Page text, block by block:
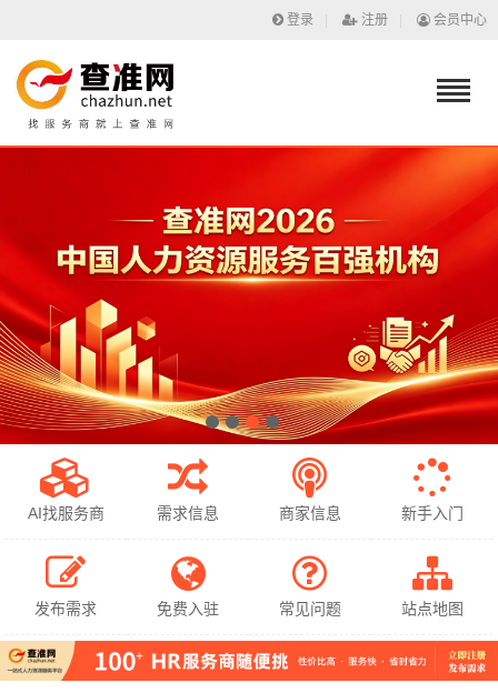
登录 注册 会员中心
1 2 3 4
AI找服务商 需求信息 商家信息 新手入门
发布需求 免费入驻 常见问题 站点地图